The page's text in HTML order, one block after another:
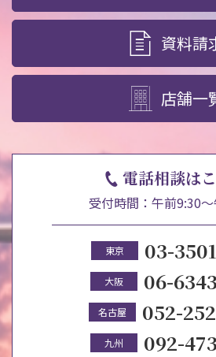
資料請
店舗一
電話相談は
受付時間：午前9:30
東京 03-
大阪 06-
名古屋 052-
九州 092-